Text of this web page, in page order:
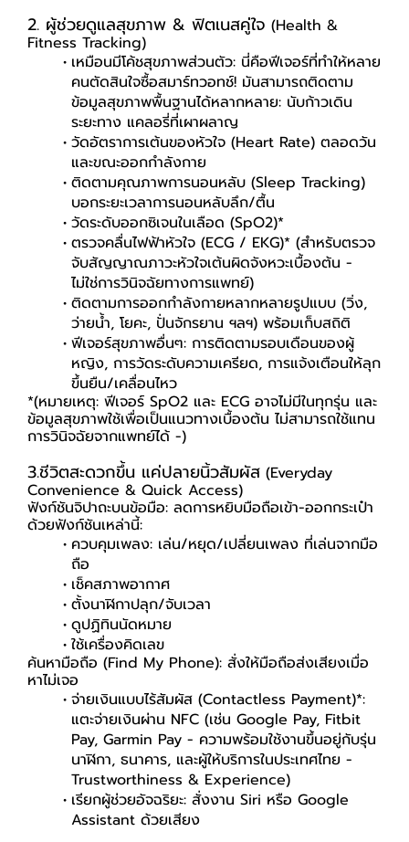
2. ผู้ช่วยดูแลสุขภาพ & ฟิตเนสคู่ใจ (Health &
Fitness Tracking)
เหมือนมีโค้ชสุขภาพส่วนตัว: นี่คือฟีเจอร์ที่ทำให้หลาย
คนตัดสินใจซื้อสมาร์ทวอทช์! มันสามารถติดตาม
ข้อมูลสุขภาพพื้นฐานได้หลากหลาย: นับก้าวเดิน
ระยะทาง แคลอรี่ที่เผาผลาญ
วัดอัตราการเต้นของหัวใจ (Heart Rate) ตลอดวัน
และขณะออกกำลังกาย
ติดตามคุณภาพการนอนหลับ (Sleep Tracking)
บอกระยะเวลาการนอนหลับลึก/ตื้น
วัดระดับออกซิเจนในเลือด (SpO2)*
ตรวจคลื่นไฟฟ้าหัวใจ (ECG / EKG)* (สำหรับตรวจ
จับสัญญาณภาวะหัวใจเต้นผิดจังหวะเบื้องต้น -
ไม่ใช่การวินิจฉัยทางการแพทย์)
ติดตามการออกกำลังกายหลากหลายรูปแบบ (วิ่ง,
ว่ายน้ำ, โยคะ, ปั่นจักรยาน ฯลฯ) พร้อมเก็บสถิติ
ฟีเจอร์สุขภาพอื่นๆ: การติดตามรอบเดือนของผู้
หญิง, การวัดระดับความเครียด, การแจ้งเตือนให้ลุก
ขึ้นยืน/เคลื่อนไหว
*(หมายเหตุ: ฟีเจอร์ SpO2 และ ECG อาจไม่มีในทุกรุ่น และ
ข้อมูลสุขภาพใช้เพื่อเป็นแนวทางเบื้องต้น ไม่สามารถใช้แทน
การวินิจฉัยจากแพทย์ได้ -)
3.ชีวิตสะดวกขึ้น แค่ปลายนิ้วสัมผัส (Everyday
Convenience & Quick Access)
ฟังก์ชันจิปาถะบนข้อมือ: ลดการหยิบมือถือเข้า-ออกกระเป๋า
ด้วยฟังก์ชันเหล่านี้:
ควบคุมเพลง: เล่น/หยุด/เปลี่ยนเพลง ที่เล่นจากมือ
ถือ
เช็คสภาพอากาศ
ตั้งนาฬิกาปลุก/จับเวลา
ดูปฏิทินนัดหมาย
ใช้เครื่องคิดเลข
ค้นหามือถือ (Find My Phone): สั่งให้มือถือส่งเสียงเมื่อ
หาไม่เจอ
จ่ายเงินแบบไร้สัมผัส (Contactless Payment)*:
แตะจ่ายเงินผ่าน NFC (เช่น Google Pay, Fitbit
Pay, Garmin Pay - ความพร้อมใช้งานขึ้นอยู่กับรุ่น
นาฬิกา, ธนาคาร, และผู้ให้บริการในประเทศไทย -
Trustworthiness & Experience)
เรียกผู้ช่วยอัจฉริยะ: สั่งงาน Siri หรือ Google
Assistant ด้วยเสียง